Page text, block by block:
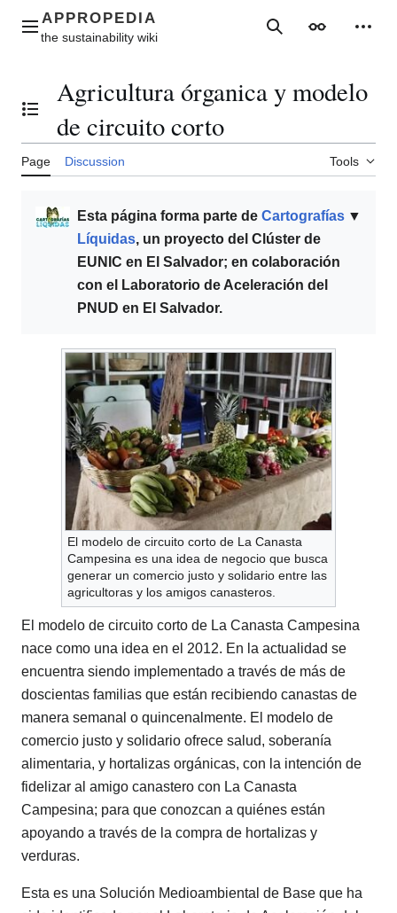
contentMain menu SearchAppearance
Toggle the table of contents
Agricultura órganica y modelo
de circuito corto
Page Discussion Tools
▼
Esta página forma parte de Cartografías
Líquidas, un proyecto del Clúster de
EUNIC en El Salvador; en colaboración
con el Laboratorio de Aceleración del
PNUD en El Salvador.
El modelo de circuito corto de La Canasta
Campesina es una idea de negocio que busca
generar un comercio justo y solidario entre las
agricultoras y los amigos canasteros.
El modelo de circuito corto de La Canasta Campesina
nace como una idea en el 2012. En la actualidad se
encuentra siendo implementado a través de más de
doscientas familias que están recibiendo canastas de
manera semanal o quincenalmente. El modelo de
comercio justo y solidario ofrece salud, soberanía
alimentaria, y hortalizas orgánicas, con la intención de
fidelizar al amigo canastero con La Canasta
Campesina; para que conozcan a quiénes están
apoyando a través de la compra de hortalizas y
verduras.
Esta es una Solución Medioambiental de Base que ha